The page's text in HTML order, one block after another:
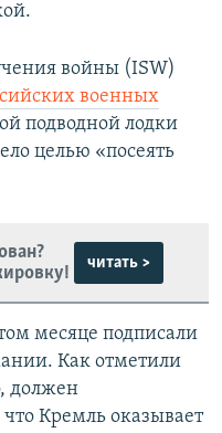
войны (ISW)
военных
подводной лодки
целью «посеять
читать >
месяце подписали
Как отметили
должен
Кремль оказывает